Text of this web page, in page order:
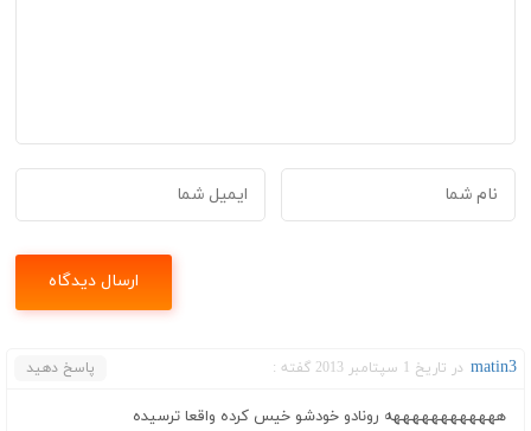
matin3 در تاریخ 1 سپتامبر 2013 گفته : پاسخ دهید
ههههههههههههه رونادو خودشو خیس کرده واقعا ترسیده